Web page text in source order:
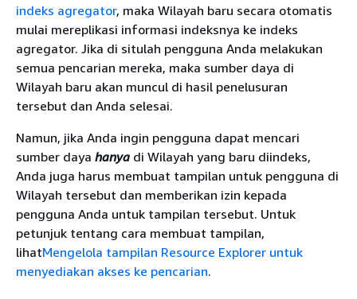
indeks agregator, maka Wilayah baru secara otomatis
mulai mereplikasi informasi indeksnya ke indeks
agregator. Jika di situlah pengguna Anda melakukan
semua pencarian mereka, maka sumber daya di
Wilayah baru akan muncul di hasil penelusuran
tersebut dan Anda selesai.
Namun, jika Anda ingin pengguna dapat mencari
sumber daya hanya di Wilayah yang baru diindeks,
Anda juga harus membuat tampilan untuk pengguna di
Wilayah tersebut dan memberikan izin kepada
pengguna Anda untuk tampilan tersebut. Untuk
petunjuk tentang cara membuat tampilan,
lihatMengelola tampilan Resource Explorer untuk
menyediakan akses ke pencarian.